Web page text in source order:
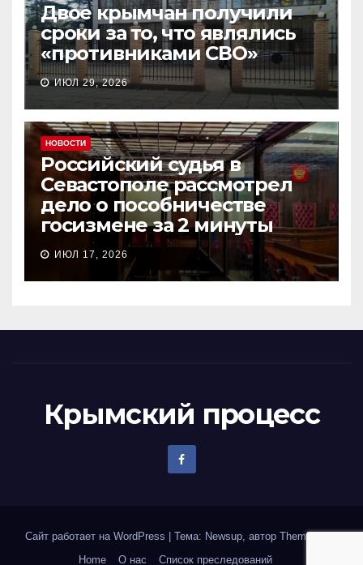
Двое крымчан получили
сроки за то, что являлись
«противниками СВО»
ИЮЛ 29, 2026
НОВОСТИ
Российский судья в
Севастополе рассмотрел
дело о пособничестве
госизмене за 2 минуты
ИЮЛ 17, 2026
Крымский процесс
Сайт работает на WordPress Тема: Newsup, автор Themeansar
Home
О нас Список преследований